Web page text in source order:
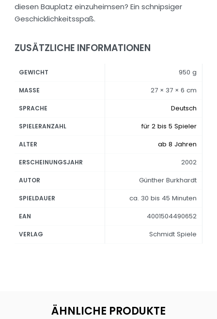
diesen Bauplatz einzuheimsen? Ein schnipsiger
Geschicklichkeitsspaß.
ZUSÄTZLICHE INFORMATIONEN
GEWICHT 950 g
MASSE 27 × 37 × 6 cm
SPRACHE Deutsch
SPIELERANZAHL für 2 bis 5 Spieler
ALTER ab 8 Jahren
ERSCHEINUNGSJAHR 2002
AUTOR Günther Burkhardt
SPIELDAUER ca. 30 bis 45 Minuten
EAN 4001504490652
VERLAG Schmidt Spiele
ÄHNLICHE PRODUKTE